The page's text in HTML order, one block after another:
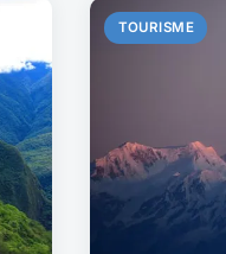
TOURISME